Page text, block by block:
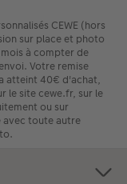
votre
quittent jamais.
puisse être
coque créée
Avancée, Max ou
envies et se pare
qui vous
de votre famille.
CEWE (hors
sur place et photo
à compter de
Votre remise
atteint 40€ d'achat,
le site cewe.fr, sur le
ou sur
avec toute autre